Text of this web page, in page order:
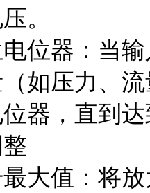
。
位器：当
如压力、
器，直到
大值：将